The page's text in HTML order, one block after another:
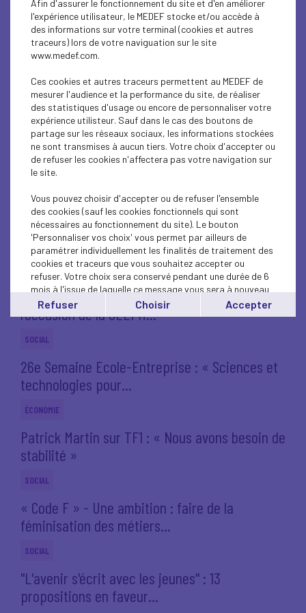
Convention de coopération entre le ministère
de l'Education nationale...
SOCIAL
Le Medef a signé la charte pour la santé
mentale
ÉCONOMIE
Elections municipales : le Medef et son réseau
se mobilisent
ÉCONOMIE
Patrick Martin sur RMC-BFM TV - Budget : il
faut ramener de...
SOCIAL
Le Medef et ses adhérents se mobilisent à
l’occasion de la SEEPH...
SOCIAL
26e Semaine Ecole-Entreprise : « Sciences et
technologies pour...
ÉCONOMIE
Patrick Martin sur TF1 : « Nous avons besoin de
stabilité »
SOCIAL
« Code F » - Une ambition : faire de la
féminisation des métiers...
SOCIAL
"L'avenir s'écrit avec les jeunes" : 13
propositions en faveur...
Afin d'assurer le fonctionnement du site et d'en améliorer
l'expérience utilisateur, le MEDEF stocke et/ou accède à
des informations sur votre terminal (cookies et autres
traceurs) lors de votre naviguation sur le site
www.medef.com.
Ces cookies et autres traceurs permettent au MEDEF de
mesurer l'audience et la performance du site, de réaliser
des statistiques d'usage ou encore de personnaliser votre
expérience utilisteur. Sauf dans le cas des boutons de
partage sur les réseaux sociaux, les informations stockées
ne sont transmises à aucun tiers. Votre choix d'accepter ou
de refuser les cookies n'affectera pas votre navigation sur
le site.
Vous pouvez choisir d'accepter ou de refuser l'ensemble
des cookies (sauf les cookies fonctionnels qui sont
nécessaires au fonctionnement du site). Le bouton
'Personnaliser vos choix' vous permet par ailleurs de
paramétrer individuellement les finalités de traitement des
cookies et traceurs que vous souhaitez accepter ou
refuser. Votre choix sera conservé pendant une durée de 6
mois à l'issue de laquelle ce message vous sera à nouveau
affiché..
Vous pouvez modifier votre choix à tout moment en
Refuser Choisir Accepter